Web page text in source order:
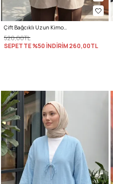
Çift Bağcıklı Uzun Kimono 262353 - TAŞ RENGİ
520,00TL
SEPETTE %50 İNDİRİM260,00TL